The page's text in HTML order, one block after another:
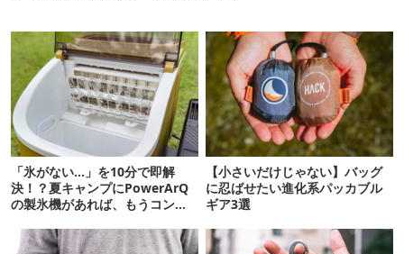
「氷がない…」を10分で即解
決！？夏キャンプにPowerArQ
の製氷機があれば、もうコンビ
【小さいだけじゃない】バッグ
に忍ばせたい進化系パッカブル
ギア3選